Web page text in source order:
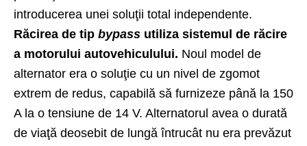
introducerea unei soluţii total independente.
Răcirea de tip bypass utiliza sistemul de răcire
a motorului autovehiculului. Noul model de
alternator era o soluţie cu un nivel de zgomot
extrem de redus, capabilă să furnizeze până la 150
A la o tensiune de 14 V. Alternatorul avea o durată
de viaţă deosebit de lungă întrucât nu era prevăzut